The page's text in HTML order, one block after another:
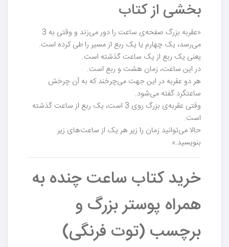
بخشی از کتاب
«عقربه بزرگ صفحه‌ی ساعت را دور می‌زند و وقتی به 3
می‌رسد، یک چهارم یا یک ربع از مسیر را طی کرده است.
یعنی یک ربع از یک ساعت گذشته است.
در این ساعت، زمان هشت و ربع است.
هر دو عقربه در این جهت می‌چرخند که به آن چرخش
ساعتگرد گفته می‌شود.
وقتی عقربه‌ی بزرگ روی 3 است، یک ربع از ساعت گذشته
است.
حالا می‌توانید زمان را زیر هر یک از ساعت‌های زیر
بنویسید.»
خرید کتاب ساعت چنده به
همراه پوستر بزرگ و
برچسب (توت فرنگی)